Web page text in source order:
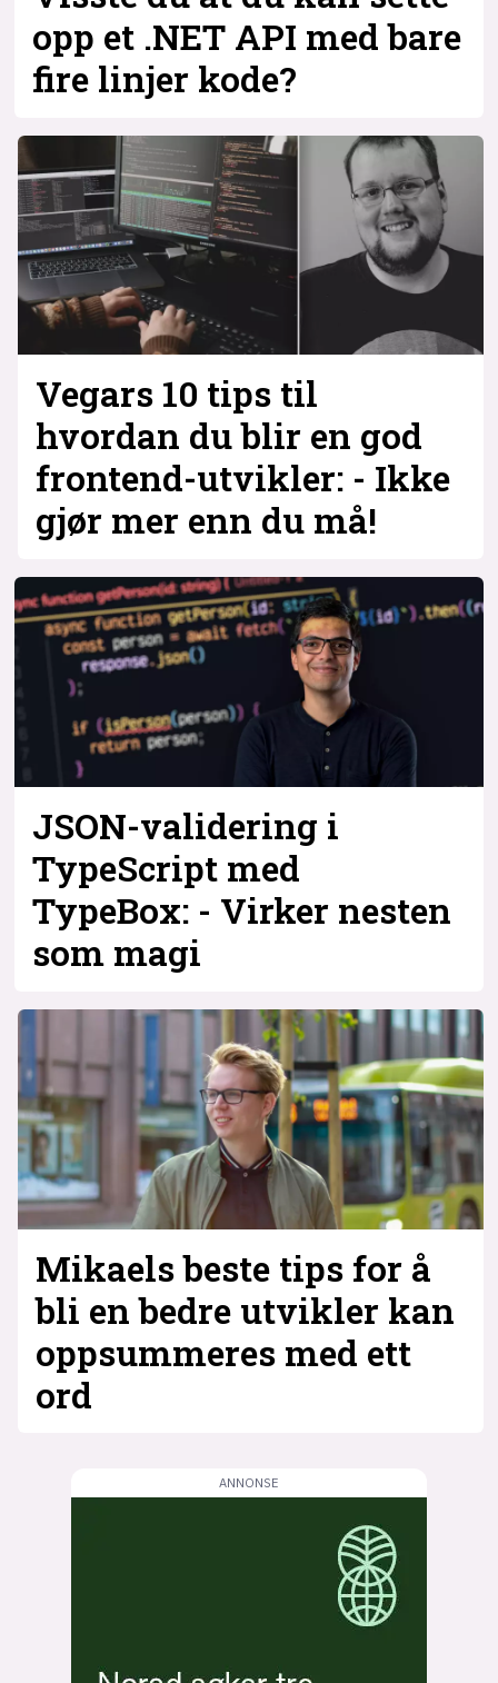
opp et .NET API med bare
fire linjer kode?
Vegars 10 tips til
hvordan du blir en god
frontend-utvikler: - Ikke
gjør mer enn du må!
JSON-validering i
TypeScript med
TypeBox: - Virker nesten
som magi
Mikaels beste tips for å
bli en bedre utvikler kan
oppsummeres med ett
ord